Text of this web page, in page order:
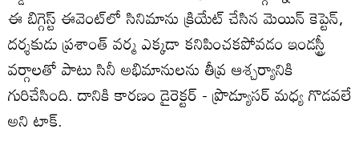
ఈ బిగ్గెస్ట్ ఈవెంట్‌లో సినిమాను క్రియేట్ చేసిన మెయిన్ కెప్టెన్,
దర్శకుడు ప్రశాంత్ వర్మ ఎక్కడా కనిపించకపోవడం ఇండస్ట్రీ
వర్గాలతో పాటు సినీ అభిమానులను తీవ్ర ఆశ్చర్యానికి
గురిచేసింది. దానికి కారణం డైరెక్టర్ - ప్రొడ్యూసర్ మధ్య గొడవలే
అని టాక్.